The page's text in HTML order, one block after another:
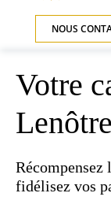
NOUS
Votre
Lenôtre
Récompensez
fidélisez vos